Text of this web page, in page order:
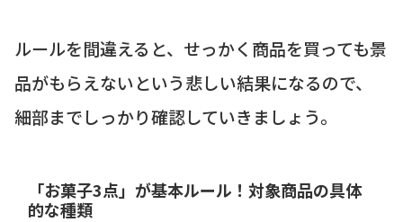
ルールを間違えると、せっかく商品を買っても景
品がもらえないという悲しい結果になるので、
細部までしっかり確認していきましょう。
「お菓子3点」が基本ルール！対象商品の具体
的な種類